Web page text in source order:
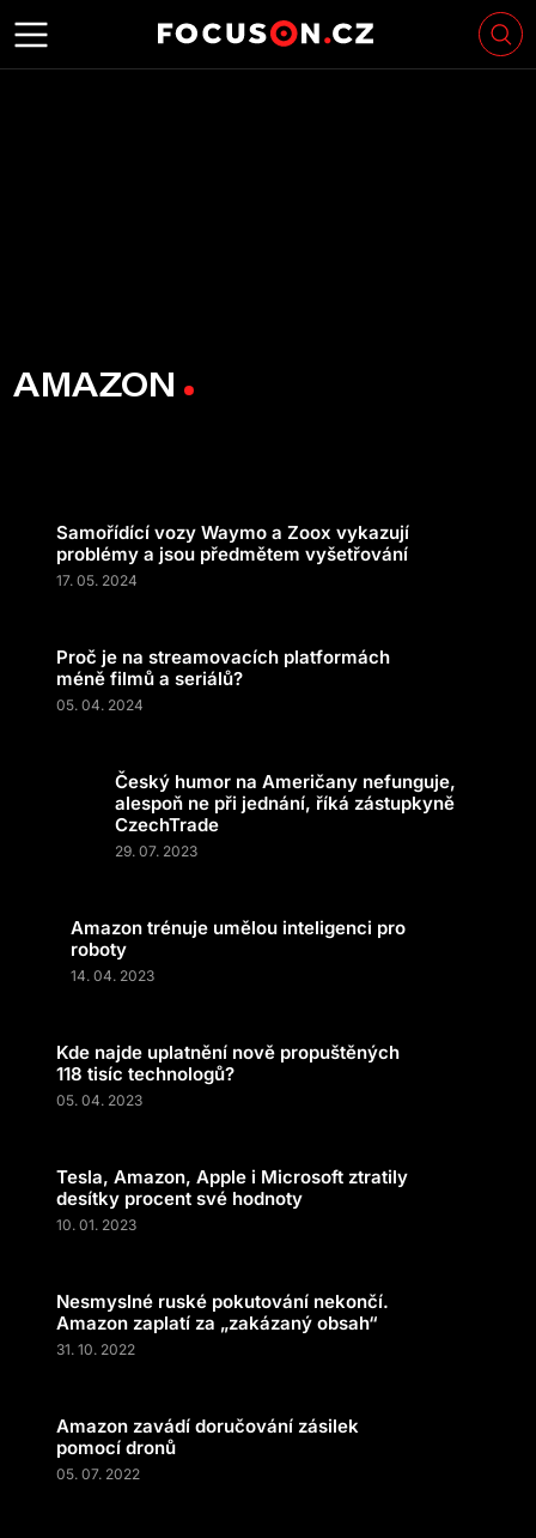
AMAZON
Samořídící vozy Waymo a Zoox vykazují
problémy a jsou předmětem vyšetřování
17. 05. 2024
Proč je na streamovacích platformách
méně filmů a seriálů?
05. 04. 2024
Český humor na Američany nefunguje,
alespoň ne při jednání, říká zástupkyně
CzechTrade
29. 07. 2023
Amazon trénuje umělou inteligenci pro
roboty
14. 04. 2023
Kde najde uplatnění nově propuštěných
118 tisíc technologů?
05. 04. 2023
Tesla, Amazon, Apple i Microsoft ztratily
desítky procent své hodnoty
10. 01. 2023
Nesmyslné ruské pokutování nekončí.
Amazon zaplatí za „zakázaný obsah“
31. 10. 2022
Amazon zavádí doručování zásilek
pomocí dronů
05. 07. 2022